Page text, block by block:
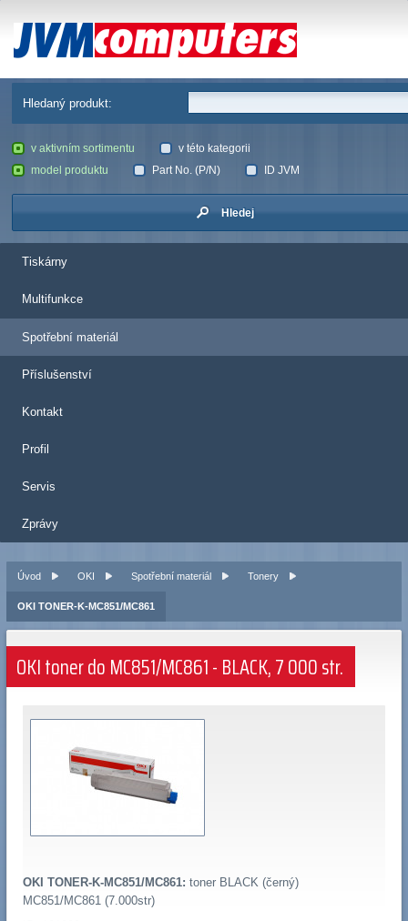
JVM Computers
Hledaný produkt:
v aktivním sortimentu
v této kategorii
model produktu
Part No. (P/N) ID JVM
Hledej
Tiskárny
Multifunkce
Spotřební materiál
Příslušenství
Kontakt
Profil
Servis
Zprávy
Úvod OKI Spotřební materiál Tonery
OKI TONER-K-MC851/MC861
OKI toner do MC851/MC861 - BLACK, 7 000 str.
OKI TONER-K-MC851/MC861: toner BLACK (černý)
MC851/MC861 (7.000str)